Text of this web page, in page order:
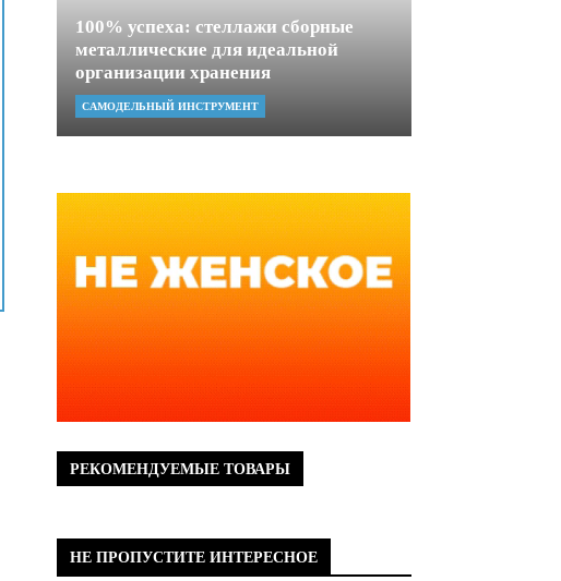
100% успеха: стеллажи сборные
металлические для идеальной
организации хранения
САМОДЕЛЬНЫЙ ИНСТРУМЕНТ
РЕКОМЕНДУЕМЫЕ ТОВАРЫ
НЕ ПРОПУСТИТЕ ИНТЕРЕСНОЕ